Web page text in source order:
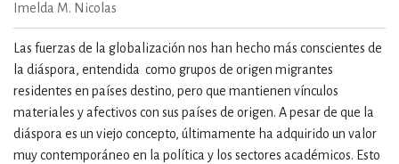
Imelda M. Nicolas
Las fuerzas de la globalización nos han hecho más conscientes de
la diáspora, entendida como grupos de origen migrantes
residentes en países destino, pero que mantienen vínculos
materiales y afectivos con sus países de origen. A pesar de que la
diáspora es un viejo concepto, últimamente ha adquirido un valor
muy contemporáneo en la política y los sectores académicos. Esto